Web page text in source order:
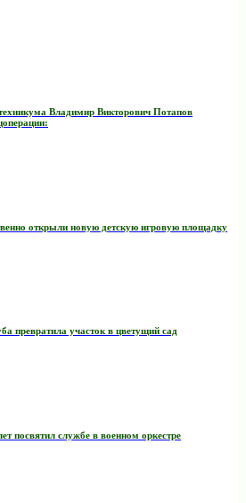
Владимир Викторович Потапов
открыли новую детскую игровую площадку
превратила участок в цветущий сад
посвятил службе в военном оркестре